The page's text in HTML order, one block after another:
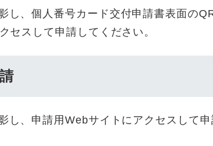
し、個人番号カード交付申請書表面の
セスして申請してください。
し、申請用Webサイトにアクセスして申